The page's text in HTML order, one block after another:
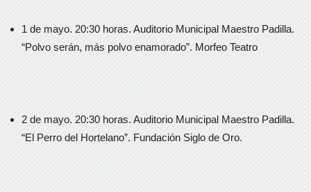
1 de mayo. 20:30 horas. Auditorio Municipal Maestro Padilla.
“Polvo serán, más polvo enamorado”. Morfeo Teatro
2 de mayo. 20:30 horas. Auditorio Municipal Maestro Padilla.
“El Perro del Hortelano”. Fundación Siglo de Oro.